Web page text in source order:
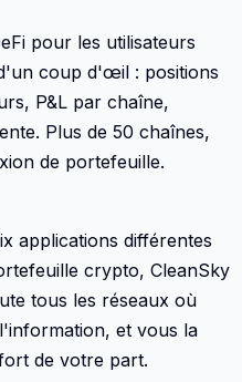
pour les utilisateurs
coup d'œil : positions
P&L par chaîne,
Plus de 50 chaînes,
de portefeuille.
applications différentes
crypto, CleanSky
tous les réseaux où
et vous la
de votre part.